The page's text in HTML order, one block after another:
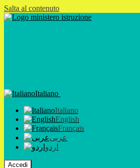
Salta al contenuto
Italiano
Italiano
English
Français
عربى
اردو
Accedi